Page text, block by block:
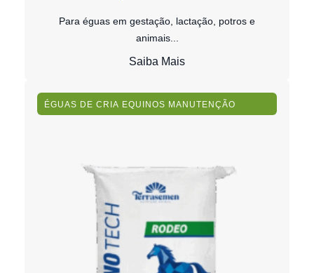
Para éguas em gestação, lactação, potros e
animais...
Saiba Mais
ÉGUAS DE CRIA EQUINOS MANUTENÇÃO